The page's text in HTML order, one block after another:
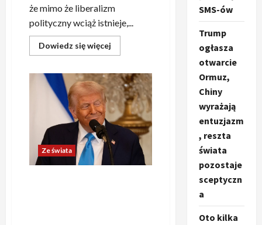
że mimo że liberalizm
polityczny wciąż istnieje,...
Dowiedz się więcej
się
Niemcy
znów
w
centrum
uwagi
Europy
przez
działania
Trumpa.
„To
może
być
Ze świata
SMS-ów
Trump
ogłasza
otwarcie
Ormuz,
Chiny
wyrażają
entuzjazm
, reszta
świata
pozostaje
sceptyczn
a
Oto kilka